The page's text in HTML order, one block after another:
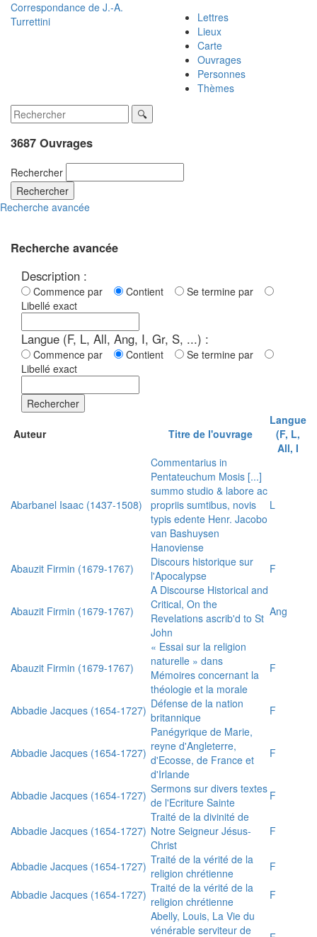
Correspondance de J.-A.
Turrettini
Lettres
Lieux
Carte
Ouvrages
Personnes
Thèmes
3687 Ouvrages
Rechercher
Rechercher
Recherche avancée
Recherche avancée
Description :
Commence par Contient
Se termine par
Libellé exact
Langue (F, L, All, Ang, I, Gr, S, ...) :
Commence par Contient
Se termine par
Libellé exact
Rechercher
Auteur Titre de l'ouvrage
Langue
(F, L,
All, I
Abarbanel Isaac (1437-1508)
Commentarius in
Pentateuchum Mosis [...]
summo studio & labore ac
propriis sumtibus, novis
typis edente Henr. Jacobo
van Bashuysen
Hanoviense
L
Abauzit Firmin (1679-1767)
Discours historique sur
l'Apocalypse
F
Abauzit Firmin (1679-1767)
A Discourse Historical and
Critical, On the
Revelations ascrib'd to St
John
Ang
Abauzit Firmin (1679-1767)
« Essai sur la religion
naturelle » dans
Mémoires concernant la
théologie et la morale
F
Abbadie Jacques (1654-1727) Défense de la nation
britannique
F
Abbadie Jacques (1654-1727)
Panégyrique de Marie,
reyne d'Angleterre,
d'Ecosse, de France et
d'Irlande
F
Abbadie Jacques (1654-1727) Sermons sur divers textes
de l'Ecriture Sainte
F
Abbadie Jacques (1654-1727)
Traité de la divinité de
Notre Seigneur Jésus-
Christ
F
Abbadie Jacques (1654-1727) Traité de la vérité de la
religion chrétienne
F
Abbadie Jacques (1654-1727) Traité de la vérité de la
religion chrétienne
F
Abelly, Louis, La Vie du
vénérable serviteur de